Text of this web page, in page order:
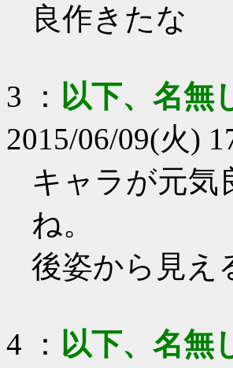
良作きたな
3 ： 以下、名無
2015/06/09(火)
キャラが元気
ね。
後姿から見え
4 ： 以下、名無